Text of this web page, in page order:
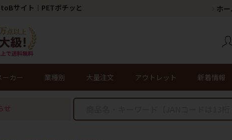
サイト｜PETポチッと ホー
ーカー 業種別 大量注文 アウトレット 新着情報
せ